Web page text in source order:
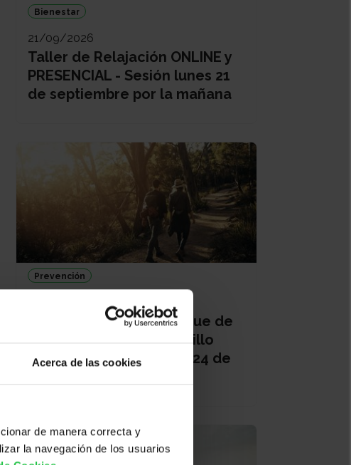
Acerca de las cookies
de manera correcta y
la navegación de los usuarios
Bienestar
21/09/2026
Taller de Relajación ONLINE y
PRESENCIAL - Sesión lunes 21
de septiembre por la mañana
Prevención
Rutas saludables - Bosque de
Quejigos Zabalgana (Anillo
verde Vitoria-Gasteiz) - 24 de